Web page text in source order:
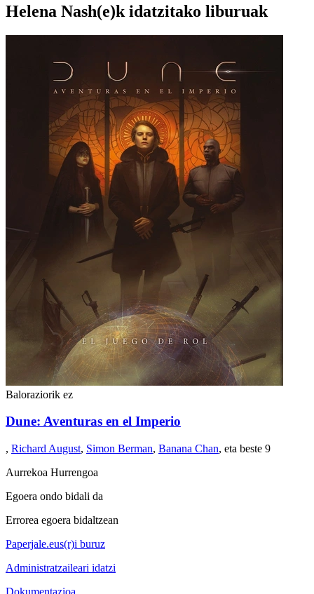
Helena Nash(e)k idatzitako liburuak
Baloraziorik ez
Dune: Aventuras en el Imperio
, Richard August, Simon Berman, Banana Chan, eta beste 9
Aurrekoa Hurrengoa
Egoera ondo bidali da
Errorea egoera bidaltzean
Paperjale.eus(r)i buruz
Administratzaileari idatzi
Dokumentazioa